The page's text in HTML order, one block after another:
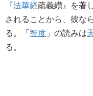
『法華経疏義纘』を著
されることから、彼な
る。「 智度 」の読みは
る。